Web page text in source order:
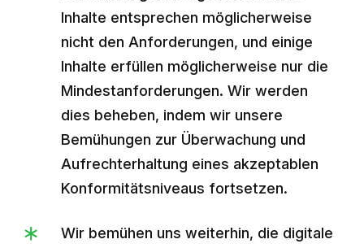
Inhalte entsprechen möglicherweise
nicht den Anforderungen, und einige
Inhalte erfüllen möglicherweise nur die
Mindestanforderungen. Wir werden
dies beheben, indem wir unsere
Bemühungen zur Überwachung und
Aufrechterhaltung eines akzeptablen
Konformitätsniveaus fortsetzen.
Wir bemühen uns weiterhin, die digitale